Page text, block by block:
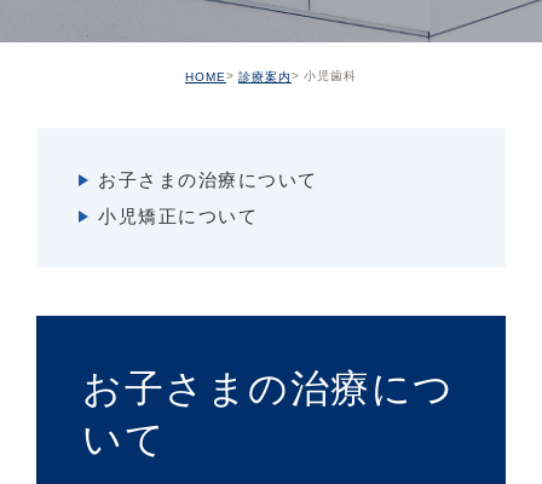
HOME 診療案内 小児歯科
お子さまの治療について
小児矯正について
お子さまの治療につ
いて